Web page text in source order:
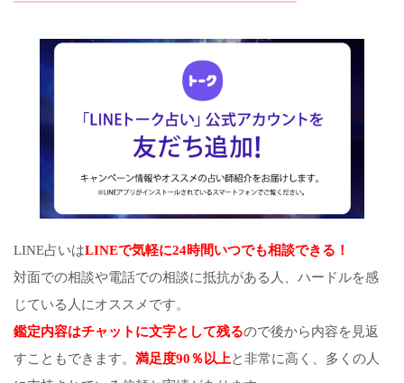
LINE占いはLINEで気軽に24時間いつでも相談できる！
対面での相談や電話での相談に抵抗がある人、ハードルを感
じている人にオススメです。
鑑定内容はチャットに文字として残るので後から内容を見返
すこともできます。 満足度90％以上と非常に高く、多くの人